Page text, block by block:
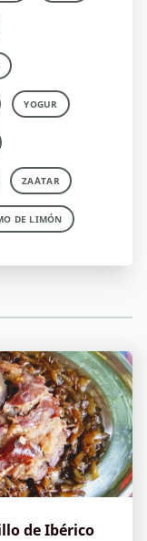
YOGUR
ZA´ATAR
DE LIMÓN
de Ibérico